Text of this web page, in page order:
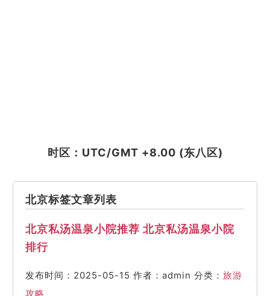
时区：UTC/GMT +8.00 (东八区)
北京标签文章列表
北京私汤温泉小院推荐 北京私汤温泉小院
排行
发布时间：2025-05-15 作者：admin 分类： 旅游
攻略